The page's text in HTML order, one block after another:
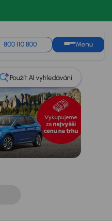
800 110 800 Menu
Použít AI vyhledávání